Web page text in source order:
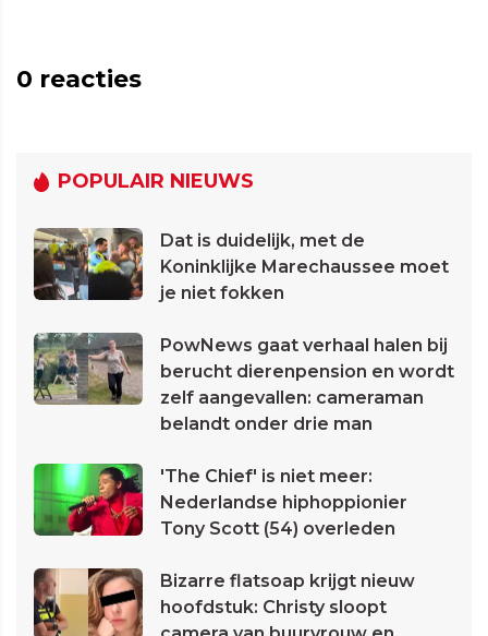
0 reacties
POPULAIR NIEUWS
Dat is duidelijk, met de
Koninklijke Marechaussee moet
je niet fokken
PowNews gaat verhaal halen bij
berucht dierenpension en wordt
zelf aangevallen: cameraman
belandt onder drie man
'The Chief' is niet meer:
Nederlandse hiphoppionier
Tony Scott (54) overleden
Bizarre flatsoap krijgt nieuw
hoofdstuk: Christy sloopt